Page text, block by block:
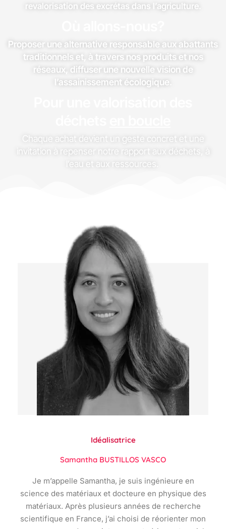
revalorisation des excrétas dans l’agriculture.
Proposer une alternative responsable aux abattants
traditionnels et, à travers nos produits et nos
réseaux, diffuser une nouvelle vision de
l’assainissement écologique.
Chaque achat devient un geste concret et une
invitation à repenser notre rapport aux déchets, à
l’eau et aux ressources.
Idéalisatrice
Samantha BUSTILLOS VASCO
Je m’appelle Samantha, je suis ingénieure en
science des matériaux et docteure en physique des
matériaux. Après plusieurs années de recherche
scientifique en France, j’ai choisi de réorienter mon